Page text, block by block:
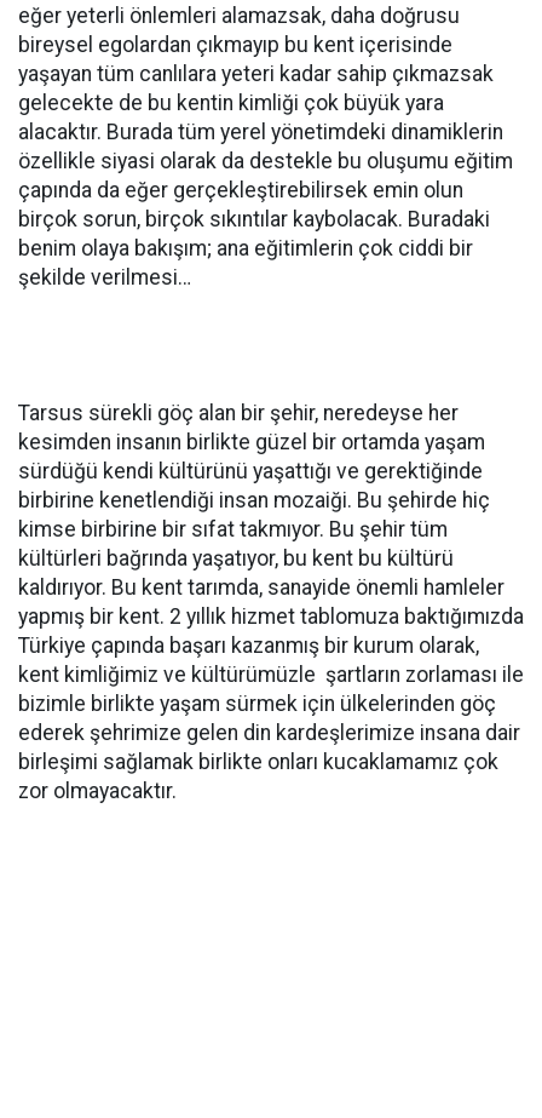
eğer yeterli önlemleri alamazsak, daha doğrusu
bireysel egolardan çıkmayıp bu kent içerisinde
yaşayan tüm canlılara yeteri kadar sahip çıkmazsak
gelecekte de bu kentin kimliği çok büyük yara
alacaktır. Burada tüm yerel yönetimdeki dinamiklerin
özellikle siyasi olarak da destekle bu oluşumu eğitim
çapında da eğer gerçekleştirebilirsek emin olun
birçok sorun, birçok sıkıntılar kaybolacak. Buradaki
benim olaya bakışım; ana eğitimlerin çok ciddi bir
şekilde verilmesi…
Tarsus sürekli göç alan bir şehir, neredeyse her
kesimden insanın birlikte güzel bir ortamda yaşam
sürdüğü kendi kültürünü yaşattığı ve gerektiğinde
birbirine kenetlendiği insan mozaiği. Bu şehirde hiç
kimse birbirine bir sıfat takmıyor. Bu şehir tüm
kültürleri bağrında yaşatıyor, bu kent bu kültürü
kaldırıyor. Bu kent tarımda, sanayide önemli hamleler
yapmış bir kent. 2 yıllık hizmet tablomuza baktığımızda
Türkiye çapında başarı kazanmış bir kurum olarak,
kent kimliğimiz ve kültürümüzle şartların zorlaması ile
bizimle birlikte yaşam sürmek için ülkelerinden göç
ederek şehrimize gelen din kardeşlerimize insana dair
birleşimi sağlamak birlikte onları kucaklamamız çok
zor olmayacaktır.